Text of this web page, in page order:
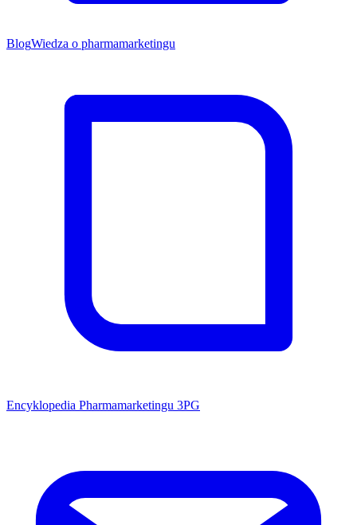
BlogWiedza o pharmamarketingu
Encyklopedia Pharmamarketingu 3PG